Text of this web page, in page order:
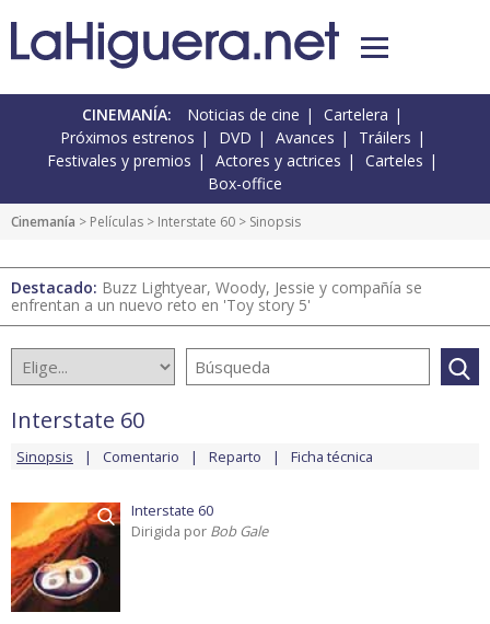
CINEMANÍA: Noticias de cine
Cartelera
Próximos estrenos
DVD Avances
Tráilers
Festivales y premios
Actores y actrices
Carteles
Box-office
Cinemanía > Películas > Interstate 60 > Sinopsis
Destacado: Buzz Lightyear, Woody, Jessie y compañía se
enfrentan a un nuevo reto en 'Toy story 5'
Interstate 60
Sinopsis Comentario Reparto Ficha técnica
Interstate 60
Dirigida por Bob Gale